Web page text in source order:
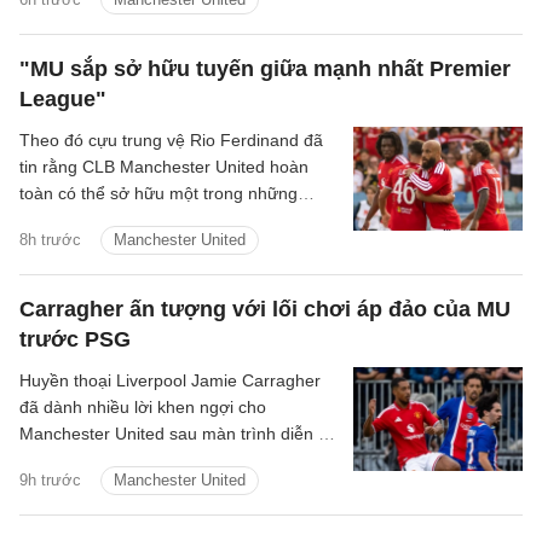
vì vấn đề thể trạng trong trận hòa 1-1 với
PSG.
"MU sắp sở hữu tuyến giữa mạnh nhất Premier
League"
8h trước Manchester United
Theo đó cựu trung vệ Rio Ferdinand đã
tin rằng CLB Manchester United hoàn
toàn có thể sở hữu một trong những
sau khi chứng kiến sự ăn ý giữa Bruno
Fernandes và Youri Tielemans.
Carragher ấn tượng với lối chơi áp đảo của MU
trước PSG
9h trước Manchester United
Huyền thoại Liverpool Jamie Carragher
đã dành nhiều lời khen ngợi cho
Manchester United sau màn trình diễn ấn
hữu tiền mùa giải với Paris Saint-
Germain.